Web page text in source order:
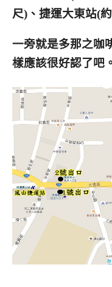
尺)、捷運大東站(
一旁就是多那之咖
樣應該很好認了吧。